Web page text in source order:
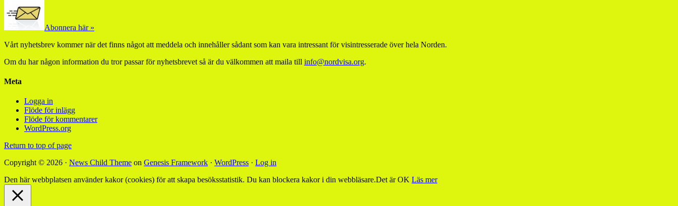
Abonnera här »
Vårt nyhetsbrev kommer när det finns något att meddela och innehåller sådant som kan vara intressant för visintresserade över hela Norden.
Om du har någon information du tror passar för nyhetsbrevet så är du välkommen att maila till info@nordvisa.org.
Meta
Logga in
Flöde för inlägg
Flöde för kommentarer
WordPress.org
Return to top of page
Copyright © 2026 · News Child Theme on Genesis Framework · WordPress · Log in
Den här webbplatsen använder kakor (cookies) för att skapa besöksstatistik. Du kan blockera kakor i din webbläsare.Det är OK Läs mer